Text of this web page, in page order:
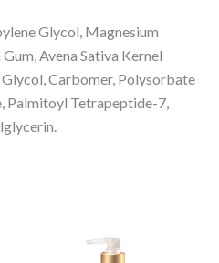
Glycol, Magnesium
Avena Sativa Kernel
Carbomer, Polysorbate
Palmitoyl Tetrapeptide-7,